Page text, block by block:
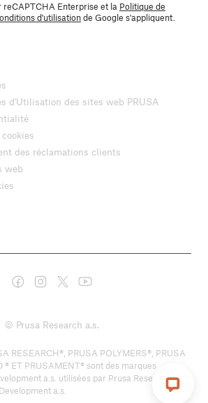
reCAPTCHA Enterprise et la Politique de
d'utilisationde Google s'appliquent.
d'Utilisation des sites web PRUSA
des réclamations clients
web
© Prusa Research a.s.
RESEARCH®, PRUSA POLYMERS®, PRUSA
® ET PRUSAMENT® sont des marques
a.s. utilisées par Prusa Research a.s.
a.s.